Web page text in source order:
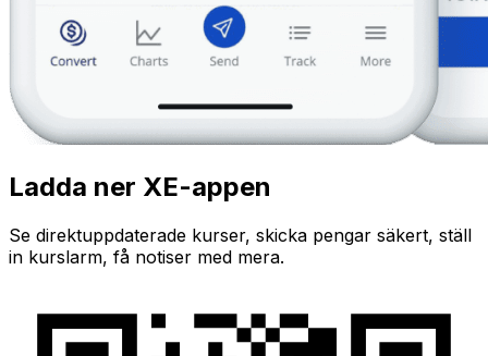
Ladda ner XE-appen
Se direktuppdaterade kurser, skicka pengar säkert, ställ
in kurslarm, få notiser med mera.